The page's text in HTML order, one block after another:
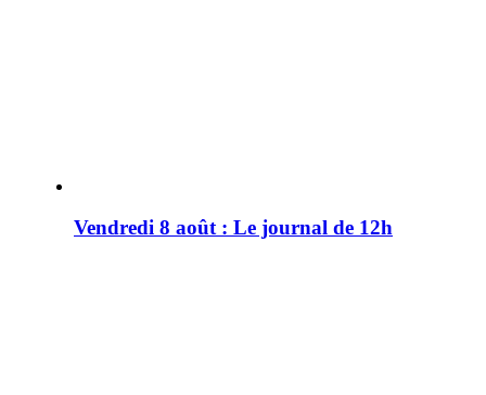
Vendredi 8 août : Le journal de 12h